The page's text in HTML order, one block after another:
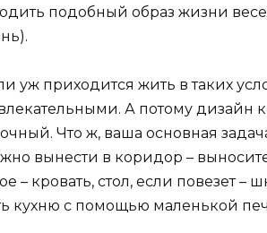
подобный образ жизни
уж приходится жить в таких
А потому дизайн
Что ж, ваша основная
вынести в коридор –
– кровать, стол, если повезет –
кухню с помощью маленькой